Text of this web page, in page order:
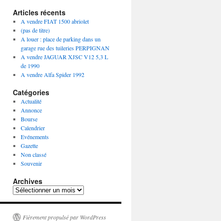
Articles récents
A vendre FIAT 1500 abriolet
(pas de titre)
A louer : place de parking dans un
garage rue des tuileries PERPIGNAN
A vendre JAGUAR XJSC V12 5,3 L
de 1990
A vendre Alfa Spider 1992
Catégories
Actualité
Annonce
Bourse
Calendrier
Evénements
Gazette
Non classé
Souvenir
Archives
Archives
Fièrement propulsé par WordPress